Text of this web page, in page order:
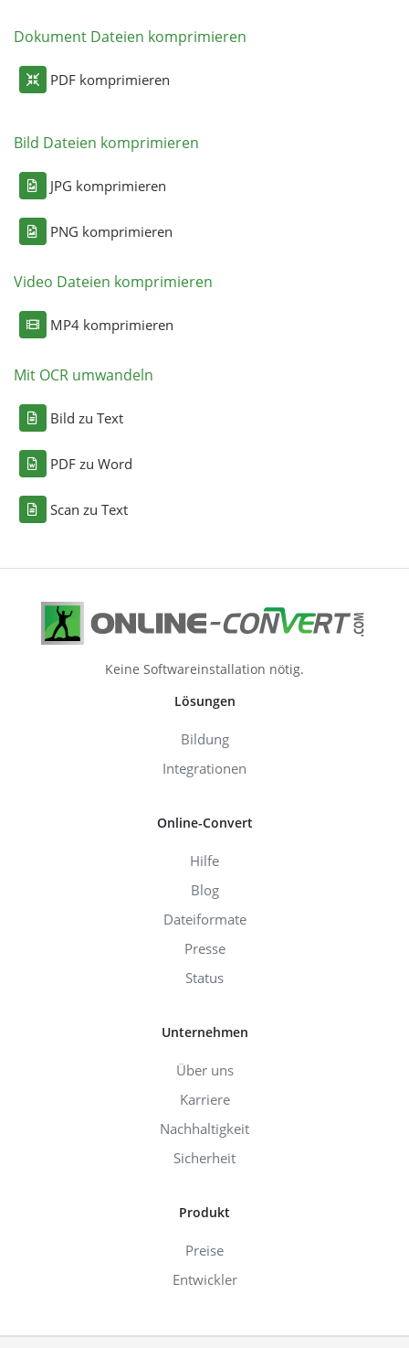
Dokument Dateien komprimieren
PDF komprimieren
Bild Dateien komprimieren
JPG komprimieren
PNG komprimieren
Video Dateien komprimieren
MP4 komprimieren
Mit OCR umwandeln
Bild zu Text
PDF zu Word
Scan zu Text
Keine Softwareinstallation nötig.
Lösungen
Bildung
Integrationen
Online-Convert
Hilfe
Blog
Dateiformate
Presse
Status
Unternehmen
Über uns
Karriere
Nachhaltigkeit
Sicherheit
Produkt
Preise
Entwickler